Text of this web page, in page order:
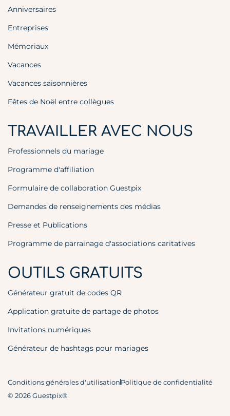
Anniversaires
Entreprises
Mémoriaux
Vacances
Vacances saisonnières
Fêtes de Noël entre collègues
TRAVAILLER AVEC NOUS
Professionnels du mariage
Programme d'affiliation
Formulaire de collaboration Guestpix
Demandes de renseignements des médias
Presse et Publications
Programme de parrainage d'associations caritatives
OUTILS GRATUITS
Générateur gratuit de codes QR
Application gratuite de partage de photos
Invitations numériques
Générateur de hashtags pour mariages
© 2026 Guestpix®
Conditions générales d'utilisationPolitique de confidentialité